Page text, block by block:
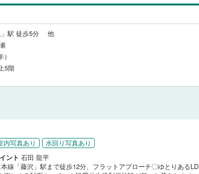
」駅 徒歩5分 他
5階
内写真あり
水回り写真あり
ント 石田 龍平
線「藤沢」駅まで徒歩12分、フラットアプローチ〇ゆとりあるLD